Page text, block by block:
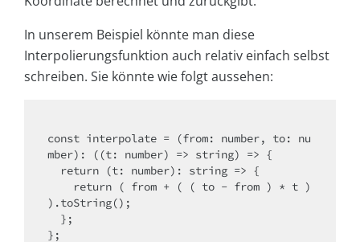
In unserem Beispiel könnte man diese
Interpolierungsfunktion auch relativ einfach selbst
schreiben. Sie könnte wie folgt aussehen:
const interpolate = (from: number, to: nu
mber):
( (t: number) => string) => {
return (t: number): string => {
return ( from + ( ( to - from ) * t )
).toString();